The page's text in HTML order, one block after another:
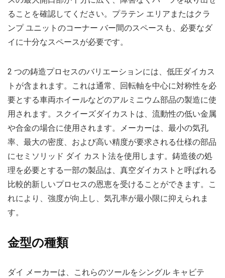
ることを確認してください。プラテン エリアまたはクラ
ンプ ユニットのコーナー バー間のスペースも、必要なダ
イに十分なスペースが必要です。
2 つの鋳造プロセスのバリエーションには、低圧ダイカス
トが含まれます。これは通常、回転軸を中心に対称性を必
要とする車両ホイールなどのアルミニウム部品の製造に使
用されます。スクイーズダイカストは、流動性の低い金属
や合金の場合に使用されます。メーカーは、最小の気孔
率、最大の密度、および高い精度が要求される仕様の部品
にセミソリッド ダイ カスト法を使用します。鋳造後の処
理を必要とする一部の製品は、真空ダイカストと呼ばれる
比較的新しいプロセスの恩恵を受けることができます。こ
れにより、強度が向上し、気孔率が最小限に抑えられま
す。
金型の種類
ダイ メーカーは、これらのツールをシングル キャビテ